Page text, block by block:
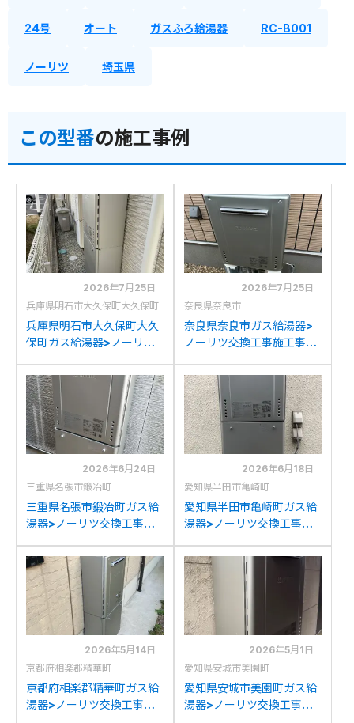
24号 オート ガスふろ給湯器 RC-B001
ノーリツ 埼玉県
この型番の施工事例
2026年7月25日
兵庫県明石市大久保町大久保町
兵庫県明石市大久保町大久
保町ガス給湯器>ノーリツ
ツGT-C2452SAWXから
ノーリツGT-C2472SAW
BLへの交換
2026年7月25日
奈良県奈良市
奈良県奈良市ガス給湯器>
ノーリツ交換工事施工事
C2472(S)AWからノーリ
ツGT-C2472SAW BLへの
交換
2026年6月24日
三重県名張市鍛冶町
三重県名張市鍛冶町ガス給
湯器>ノーリツ交換工事施
C2432(S)AWXからノーリ
ツGT-C2472SAW BLへの
交換
2026年6月18日
愛知県半田市亀崎町
愛知県半田市亀崎町ガス給
湯器>ノーリツ交換工事施
C2452SAWXからノーリ
ツGT-C2472SAW BLへの
交換
2026年5月14日
京都府相楽郡精華町
京都府相楽郡精華町ガス給
湯器>ノーリツ交換工事施
2026年5月1日
愛知県安城市美園町
愛知県安城市美園町ガス給
湯器>ノーリツ交換工事施